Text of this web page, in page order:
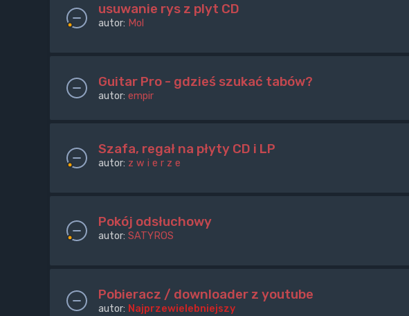
usuwanie rys z plyt CD
autor: Mol
Guitar Pro - gdzieś szukać tabów?
autor: empir
Szafa, regał na płyty CD i LP
autor: z w i e r z e
Pokój odsłuchowy
autor: SATYROS
Pobieracz / downloader z youtube
autor: Najprzewielebniejszy